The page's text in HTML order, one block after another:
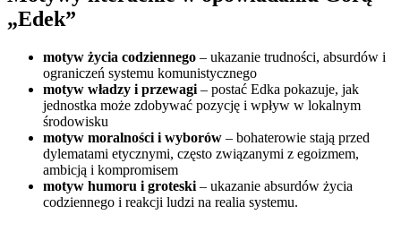
„Edek”
motyw życia codziennego – ukazanie trudności, absurdów i
ograniczeń systemu komunistycznego
motyw władzy i przewagi – postać Edka pokazuje, jak
jednostka może zdobywać pozycję i wpływ w lokalnym
środowisku
motyw moralności i wyborów – bohaterowie stają przed
dylematami etycznymi, często związanymi z egoizmem,
ambicją i kompromisem
motyw humoru i groteski – ukazanie absurdów życia
codziennego i reakcji ludzi na realia systemu.